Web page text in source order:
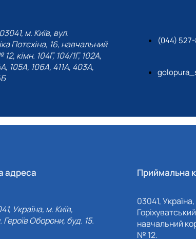
м. Київ, вул.
Потєхіна, 16, навчальний
кімн. 104Г, 104/1Г, 102А,
105А, 106А, 411А, 403А,
(044)
адреса
Україна, м. Київ,
Героїв Оборони, буд. 15.
Приймальна
03041,
навчальний
№ 12.